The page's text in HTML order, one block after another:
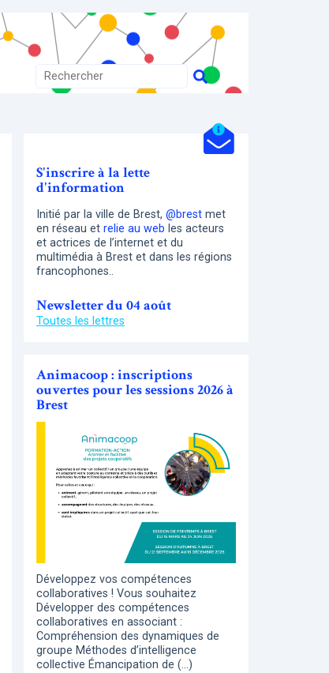
S'inscrire à la lette
d'information
Initié par la ville de Brest, @brest met
en réseau et relie au web les acteurs
et actrices de l’internet et du
multimédia à Brest et dans les régions
francophones..
Newsletter du 04 août
Toutes les lettres
Animacoop : inscriptions
ouvertes pour les sessions 2026 à
Brest
Développez vos compétences
collaboratives ! Vous souhaitez
Développer des compétences
collaboratives en associant :
Compréhension des dynamiques de
groupe Méthodes d’intelligence
collective Émancipation de (…)